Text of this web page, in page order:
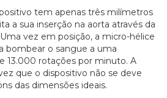
tem apenas três milímetros
a sua inserção na aorta através da
vez em posição, a micro-hélice
bombear o sangue a uma
13.000 rotações por minuto. A
que o dispositivo não se deve
das dimensões ideais.